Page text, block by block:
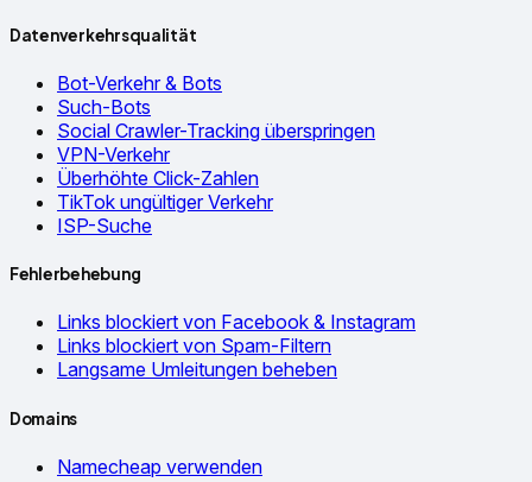
Datenverkehrsqualität
Bot-Verkehr & Bots
Such-Bots
Social Crawler-Tracking überspringen
VPN-Verkehr
Überhöhte Click-Zahlen
TikTok ungültiger Verkehr
ISP-Suche
Fehlerbehebung
Links blockiert von Facebook & Instagram
Links blockiert von Spam-Filtern
Langsame Umleitungen beheben
Domains
Namecheap verwenden